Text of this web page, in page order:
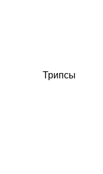
Трипсы